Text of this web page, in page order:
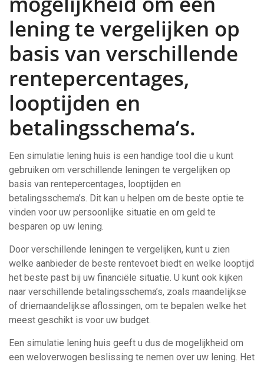
lening te vergelijken op
basis van verschillende
rentepercentages,
looptijden en
betalingsschema’s.
Een simulatie lening huis is een handige tool die u kunt
gebruiken om verschillende leningen te vergelijken op
basis van rentepercentages, looptijden en
betalingsschema’s. Dit kan u helpen om de beste optie te
vinden voor uw persoonlijke situatie en om geld te
besparen op uw lening.
Door verschillende leningen te vergelijken, kunt u zien
welke aanbieder de beste rentevoet biedt en welke looptijd
het beste past bij uw financiële situatie. U kunt ook kijken
naar verschillende betalingsschema’s, zoals maandelijkse
of driemaandelijkse aflossingen, om te bepalen welke het
meest geschikt is voor uw budget.
Een simulatie lening huis geeft u dus de mogelijkheid om
een weloverwogen beslissing te nemen over uw lening. Het